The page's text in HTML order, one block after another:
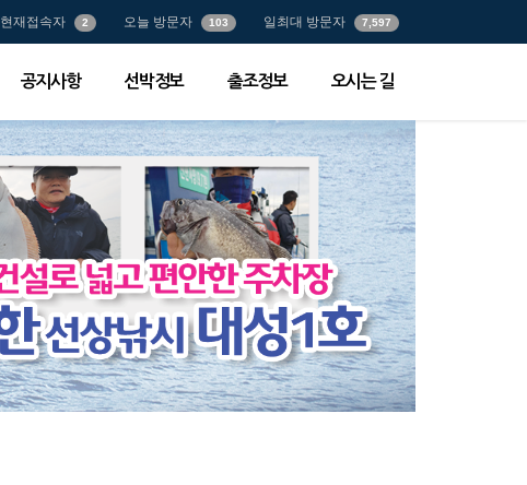
현재접속자 2 오늘 방문자 103 일최대 방문자 7,597
공지사항 선박정보 출조정보 오시는 길